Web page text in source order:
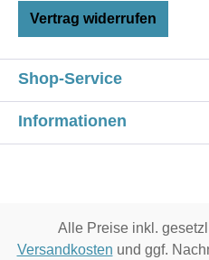
Vertrag widerrufen
Shop-Service
Informationen
Alle Preise inkl.
Versandkosten und ggf.